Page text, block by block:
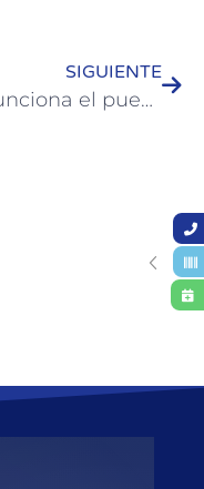
SIGUIENTE
Ya funciona el puesto de control unificado entre Colón y San José